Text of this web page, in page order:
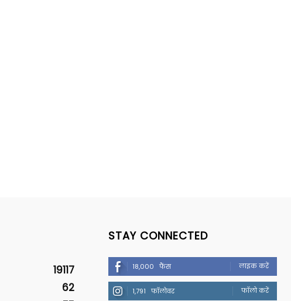
19117
62
STAY CONNECTED
18,000 फैंस लाइक करें
1,791 फॉलोवर फॉलो करें